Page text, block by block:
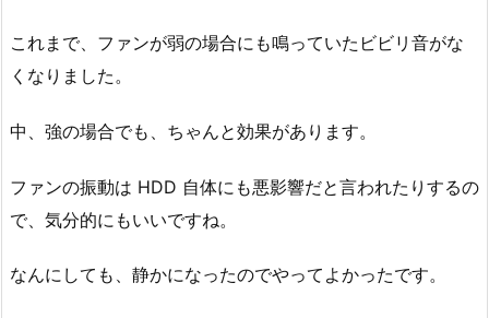
これまで、ファンが弱の場合にも鳴っていたビビリ音がな
くなりました。
中、強の場合でも、ちゃんと効果があります。
ファンの振動は HDD 自体にも悪影響だと言われたりするの
で、気分的にもいいですね。
なんにしても、静かになったのでやってよかったです。